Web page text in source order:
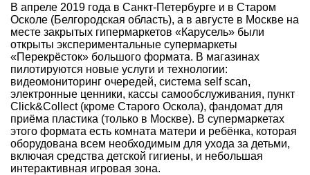
В апреле 2019 года в Санкт-Петербурге и в Старом
Осколе (Белгородская область), а в августе в Москве на
месте закрытых гипермаркетов «Карусель» были
открыты экспериментальные супермаркеты
«Перекрёсток» большого формата. В магазинах
пилотируются новые услуги и технологии:
видеомониторинг очередей, система self scan,
электронные ценники, кассы самообслуживания, пункт
Click&Collect (кроме Старого Оскола), фандомат для
приёма пластика (только в Москве). В супермаркетах
этого формата есть комната матери и ребёнка, которая
оборудована всем необходимым для ухода за детьми,
включая средства детской гигиены, и небольшая
интерактивная игровая зона.